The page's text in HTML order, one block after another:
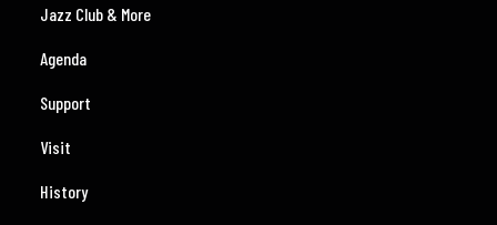
Jazz Club & More
Agenda
Support
Visit
History